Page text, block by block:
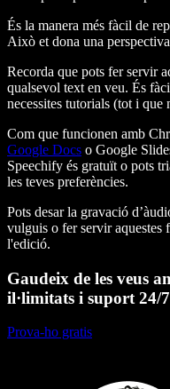
És la manera més fàcil de
Això et dona una
Recorda que pots fer servir
qualsevol text en veu. És
necessites tutorials (tot i
Com que funcionen amb
Google Docs o Google
Speechify és gratuït o pots
les teves preferències.
Pots desar la gravació
vulguis o fer servir aquestes
l'edició.
Gaudeix de les veus
il·limitats i suport 24/7
Prova-ho gratis